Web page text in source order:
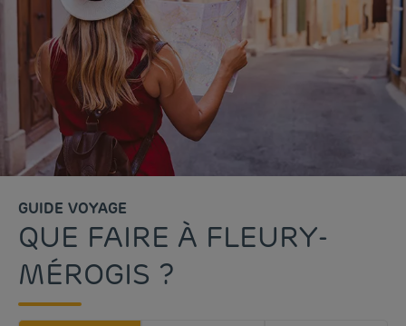
GUIDE VOYAGE
QUE FAIRE À FLEURY-
MÉROGIS ?